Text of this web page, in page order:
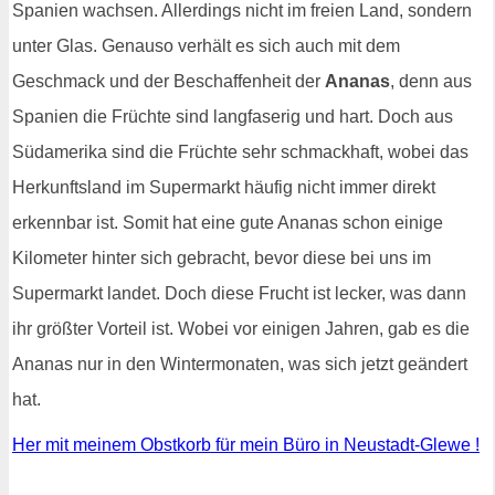
Spanien wachsen. Allerdings nicht im freien Land, sondern
unter Glas. Genauso verhält es sich auch mit dem
Geschmack und der Beschaffenheit der Ananas, denn aus
Spanien die Früchte sind langfaserig und hart. Doch aus
Südamerika sind die Früchte sehr schmackhaft, wobei das
Herkunftsland im Supermarkt häufig nicht immer direkt
erkennbar ist. Somit hat eine gute Ananas schon einige
Kilometer hinter sich gebracht, bevor diese bei uns im
Supermarkt landet. Doch diese Frucht ist lecker, was dann
ihr größter Vorteil ist. Wobei vor einigen Jahren, gab es die
Ananas nur in den Wintermonaten, was sich jetzt geändert
hat.
Her mit meinem Obstkorb für mein Büro in Neustadt-Glewe !